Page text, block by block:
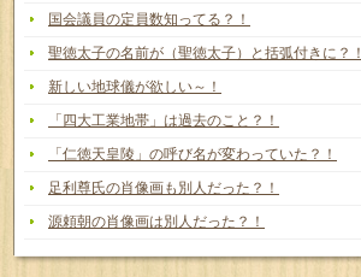
国会議員の定員数知ってる？！
聖徳太子の名前が（聖徳太子）と括弧付きに？！
新しい地球儀が欲しい～！
「四大工業地帯」は過去のこと？！
「仁徳天皇陵」の呼び名が変わっていた？！
足利尊氏の肖像画も別人だった？！
源頼朝の肖像画は別人だった？！